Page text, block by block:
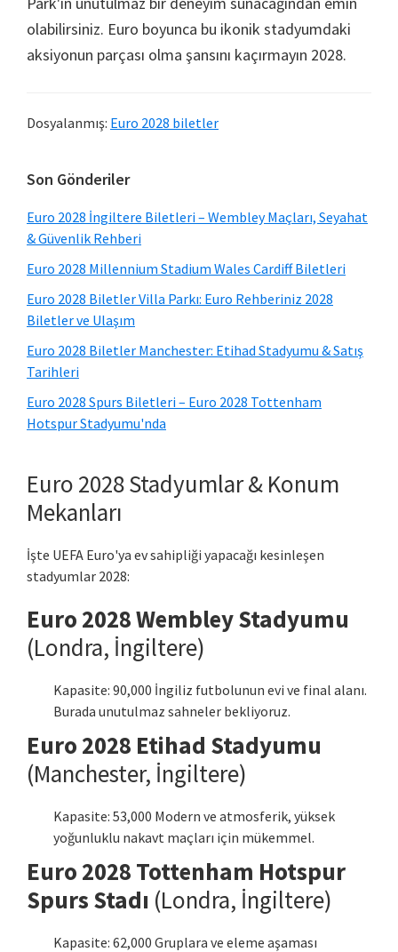
olabilirsiniz. Euro boyunca bu ikonik stadyumdaki
aksiyonun parçası olma şansını kaçırmayın 2028.
Dosyalanmış: Euro 2028 biletler
Birincil
Kenar
Çubuğu
Son Gönderiler
Euro 2028 İngiltere Biletleri – Wembley Maçları, Seyahat
& Güvenlik Rehberi
Euro 2028 Millennium Stadium Wales Cardiff Biletleri
Euro 2028 Biletler Villa Parkı: Euro Rehberiniz 2028
Biletler ve Ulaşım
Euro 2028 Biletler Manchester: Etihad Stadyumu & Satış
Tarihleri
Euro 2028 Spurs Biletleri – Euro 2028 Tottenham
Hotspur Stadyumu'nda
Euro 2028 Stadyumlar & Konum
Mekanları
İşte UEFA Euro'ya ev sahipliği yapacağı kesinleşen
stadyumlar 2028:
Euro 2028 Wembley Stadyumu
(Londra, İngiltere)
Kapasite: 90,000 İngiliz futbolunun evi ve final alanı.
Burada unutulmaz sahneler bekliyoruz.
Euro 2028 Etihad Stadyumu
(Manchester, İngiltere)
Kapasite: 53,000 Modern ve atmosferik, yüksek
yoğunluklu nakavt maçları için mükemmel.
Euro 2028 Tottenham Hotspur
Spurs Stadı (Londra, İngiltere)
Kapasite: 62,000 Gruplara ve eleme aşaması